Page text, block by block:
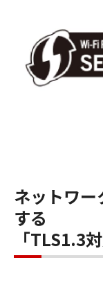
ネットワ
する
「TLS1.3対